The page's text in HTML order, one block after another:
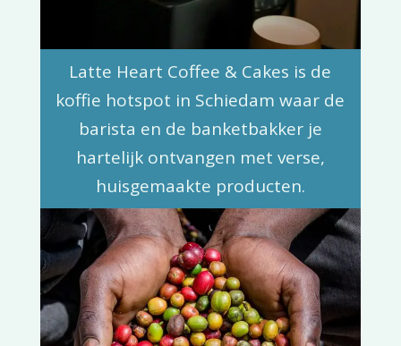
Latte Heart Coffee & Cakes is de
koffie hotspot in Schiedam waar de
barista en de banketbakker je
hartelijk ontvangen met verse,
huisgemaakte producten.